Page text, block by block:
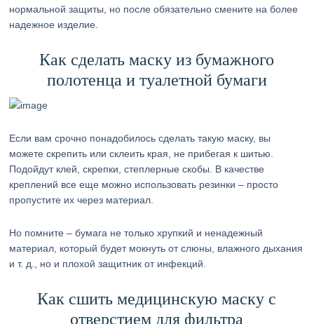
нормальной защиты, но после обязательно смените на более
надежное изделие.
Как сделать маску из бумажного
полотенца и туалетной бумаги
Если вам срочно понадобилось сделать такую маску, вы
можете скрепить или склеить края, не прибегая к шитью.
Подойдут клей, скрепки, степлерные скобы. В качестве
креплений все еще можно использовать резинки – просто
пропустите их через материал.
Но помните – бумага не только хрупкий и ненадежный
материал, который будет мокнуть от слюны, влажного дыхания
и т. д., но и плохой защитник от инфекций.
Как сшить медицинскую маску с
отверстием для фильтра